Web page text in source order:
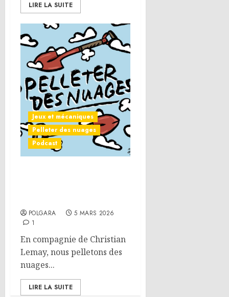
LIRE LA SUITE
Jeux et mécaniques
Pelleter des nuages
Podcast
POLGARA
5 MARS 2026
1
En compagnie de Christian
Lemay, nous pelletons des
nuages...
LIRE LA SUITE